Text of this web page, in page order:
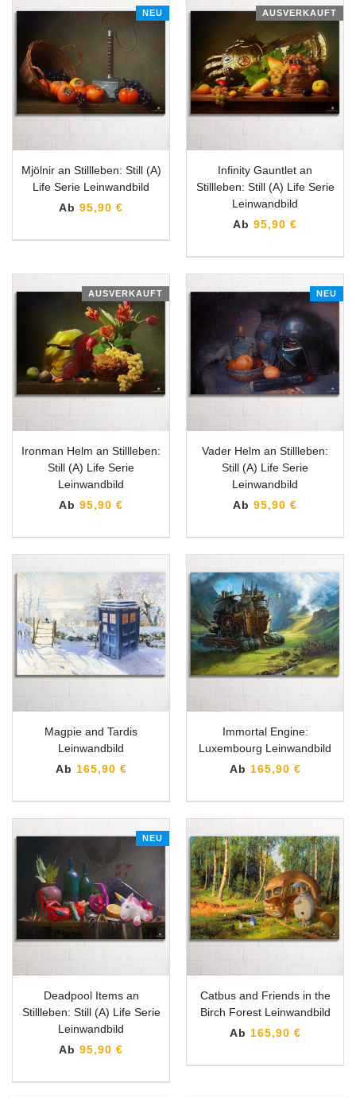
NEU
Mjölnir an Stillleben: Still (A)
Life Serie Leinwandbild
Ab 95,90 €
AUSVERKAUFT
Infinity Gauntlet an
Stillleben: Still (A) Life Serie
Leinwandbild
Ab 95,90 €
AUSVERKAUFT
Ironman Helm an Stillleben:
Still (A) Life Serie
Leinwandbild
Ab 95,90 €
NEU
Vader Helm an Stillleben:
Still (A) Life Serie
Leinwandbild
Ab 95,90 €
Magpie and Tardis
Leinwandbild
Ab 165,90 €
Immortal Engine:
Luxembourg Leinwandbild
Ab 165,90 €
NEU
Deadpool Items an
Stillleben: Still (A) Life Serie
Leinwandbild
Ab 95,90 €
Catbus and Friends in the
Birch Forest Leinwandbild
Ab 165,90 €